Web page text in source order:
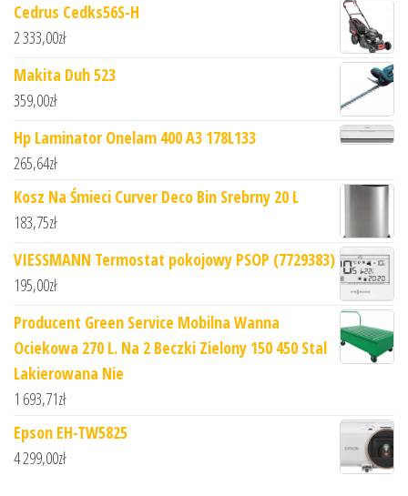
Cedrus Cedks56S-H
2 333,00zł
Makita Duh 523
359,00zł
Hp Laminator Onelam 400 A3 178L133
265,64zł
Kosz Na Śmieci Curver Deco Bin Srebrny 20 L
183,75zł
VIESSMANN Termostat pokojowy PSOP (7729383)
195,00zł
Producent Green Service Mobilna Wanna
Ociekowa 270 L. Na 2 Beczki Zielony 150 450 Stal
Lakierowana Nie
1 693,71zł
Epson EH-TW5825
4 299,00zł